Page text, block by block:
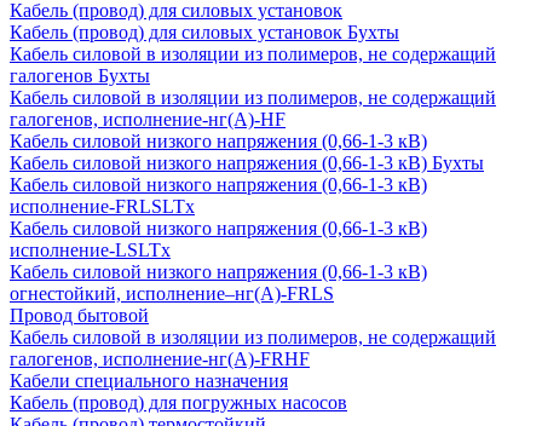
Кабель (провод) для силовых установок
Кабель (провод) для силовых установок Бухты
Кабель силовой в изоляции из полимеров, не содержащий
галогенов Бухты
Кабель силовой в изоляции из полимеров, не содержащий
галогенов, исполнение-нг(А)-HF
Кабель силовой низкого напряжения (0,66-1-3 кВ)
Кабель силовой низкого напряжения (0,66-1-3 кВ) Бухты
Кабель силовой низкого напряжения (0,66-1-3 кВ)
исполнение-FRLSLTx
Кабель силовой низкого напряжения (0,66-1-3 кВ)
исполнение-LSLTx
Кабель силовой низкого напряжения (0,66-1-3 кВ)
огнестойкий, исполнение–нг(А)-FRLS
Провод бытовой
Кабель силовой в изоляции из полимеров, не содержащий
галогенов, исполнение-нг(А)-FRHF
Кабели специального назначения
Кабель (провод) для погружных насосов